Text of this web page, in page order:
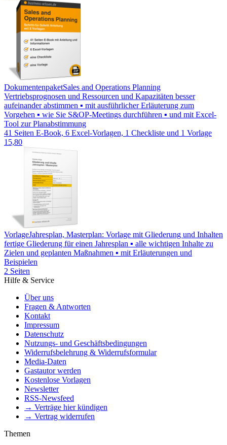
DokumentenpaketSales and Operations Planning
Vertriebsprognosen und Ressourcen und Kapazitäten besser
aufeinander abstimmen ▪ mit ausführlicher Erläuterung zum
Vorgehen ▪ wie Sie S&OP-Meetings durchführen ▪ und mit Excel-
Tool zur Planabstimmung
41 Seiten E-Book, 6 Excel-Vorlagen, 1 Checkliste und 1 Vorlage
15,80
VorlageJahresplan, Masterplan: Vorlage mit Gliederung und Inhalten
fertige Gliederung für einen Jahresplan ▪ alle wichtigen Inhalte zu
Zielen und geplanten Maßnahmen ▪ mit Erläuterungen und
Beispielen
2 Seiten
Hilfe & Service
Über uns
Fragen & Antworten
Kontakt
Impressum
Datenschutz
Nutzungs- und Geschäftsbedingungen
Widerrufsbelehrung & Widerrufsformular
Media-Daten
Gastautor werden
Kostenlose Vorlagen
Newsletter
RSS-Newsfeed
→ Verträge hier kündigen
→ Vertrag widerrufen
Themen